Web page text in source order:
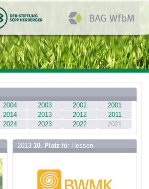
2004 2003 2002
2001
2014 2013 2012
2011
2024 2023 2022 2021
2013 10. Platz für Hessen